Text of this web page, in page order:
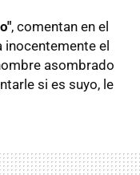
, comentan en el
inocentemente el
asombrado
si es suyo, le